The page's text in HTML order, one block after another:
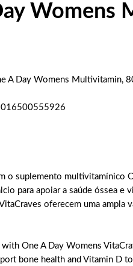
Womens
A Day Womens Multivitamin,
016500555926
o suplemento multivitamínico
para apoiar a saúde óssea e
oferecem uma ampla
One A Day Womens
bone health and Vitamin D